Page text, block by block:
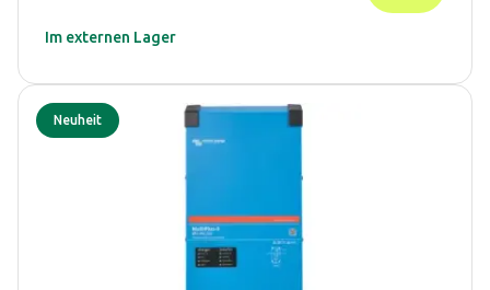
Im externen Lager
Neuheit